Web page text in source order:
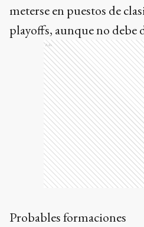
meterse en puestos de
playoffs, aunque no debe
Ads
Probables formaciones